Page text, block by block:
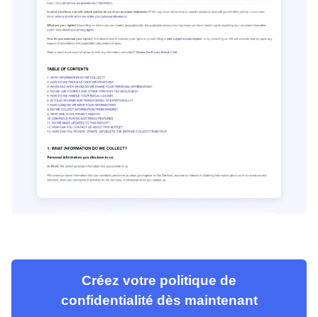
Créez votre politique de
confidentialité dès maintenant